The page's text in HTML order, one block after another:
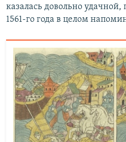
казалась довольно
1561-го года в целом